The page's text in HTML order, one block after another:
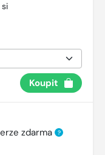
Koupit
zdarma ?